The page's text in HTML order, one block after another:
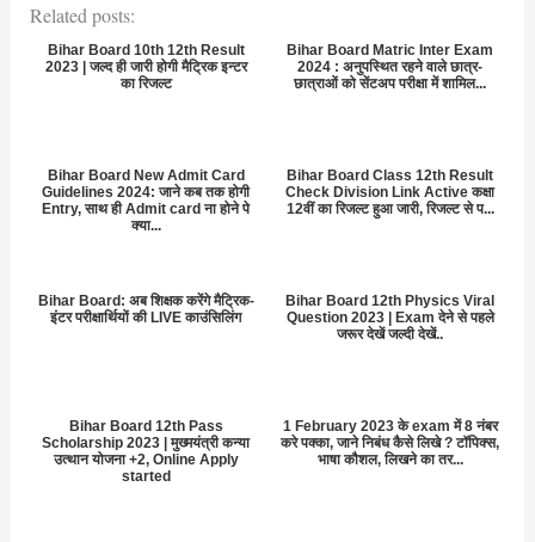
Related posts:
Bihar Board 10th 12th Result
2023 | जल्द ही जारी होगी मैट्रिक इन्टर
का रिजल्ट
Bihar Board Matric Inter Exam
2024 : अनुपस्थित रहने वाले छात्र-
छात्राओं को सेंटअप परीक्षा में शामिल...
Bihar Board New Admit Card
Guidelines 2024: जाने कब तक होगी
Entry, साथ ही Admit card ना होने पे
क्या...
Bihar Board Class 12th Result
Check Division Link Active कक्षा
12वीं का रिजल्ट हुआ जारी, रिजल्ट से प...
Bihar Board: अब शिक्षक करेंगे मैट्रिक-
इंटर परीक्षार्थियों की LIVE काउंसिलिंग
Bihar Board 12th Physics Viral
Question 2023 | Exam देने से पहले
जरूर देखें जल्दी देखें..
Bihar Board 12th Pass
Scholarship 2023 | मुख्मयंत्री कन्या
उत्थान योजना +2, Online Apply
started
1 February 2023 के exam में 8 नंबर
करे पक्का, जाने निबंध कैसे लिखे ? टॉपिक्स,
भाषा कौशल, लिखने का तर...